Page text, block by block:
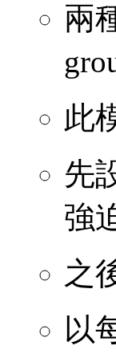
兩
此
先
強
之
以